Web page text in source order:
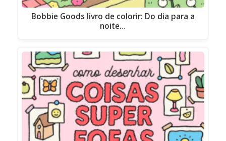
Bobbie Goods livro de colorir: Do dia para a
noite…